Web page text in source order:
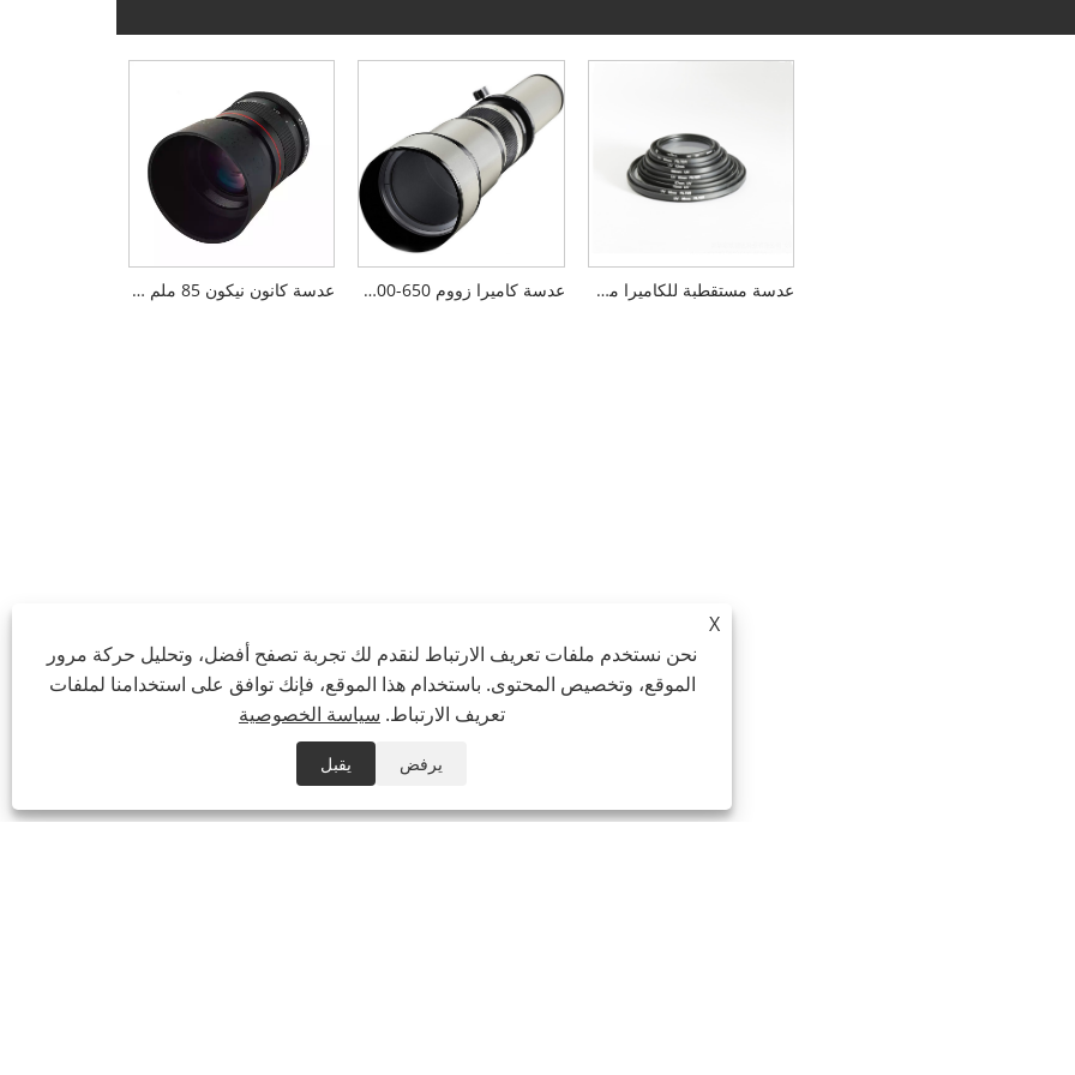
عدسة كانون نيكون 85 ملم F1.8 عدسة كاميرا زووم 650-1300 ملم عدسة مستقطبة للكاميرا من BOSHI Slik
X
نحن نستخدم ملفات تعريف الارتباط لنقدم لك تجربة تصفح أفضل، وتحليل حركة مرور
الموقع، وتخصيص المحتوى. باستخدام هذا الموقع، فإنك توافق على استخدامنا لملفات
تعريف الارتباط. سياسة الخصوصية
يرفض يقبل